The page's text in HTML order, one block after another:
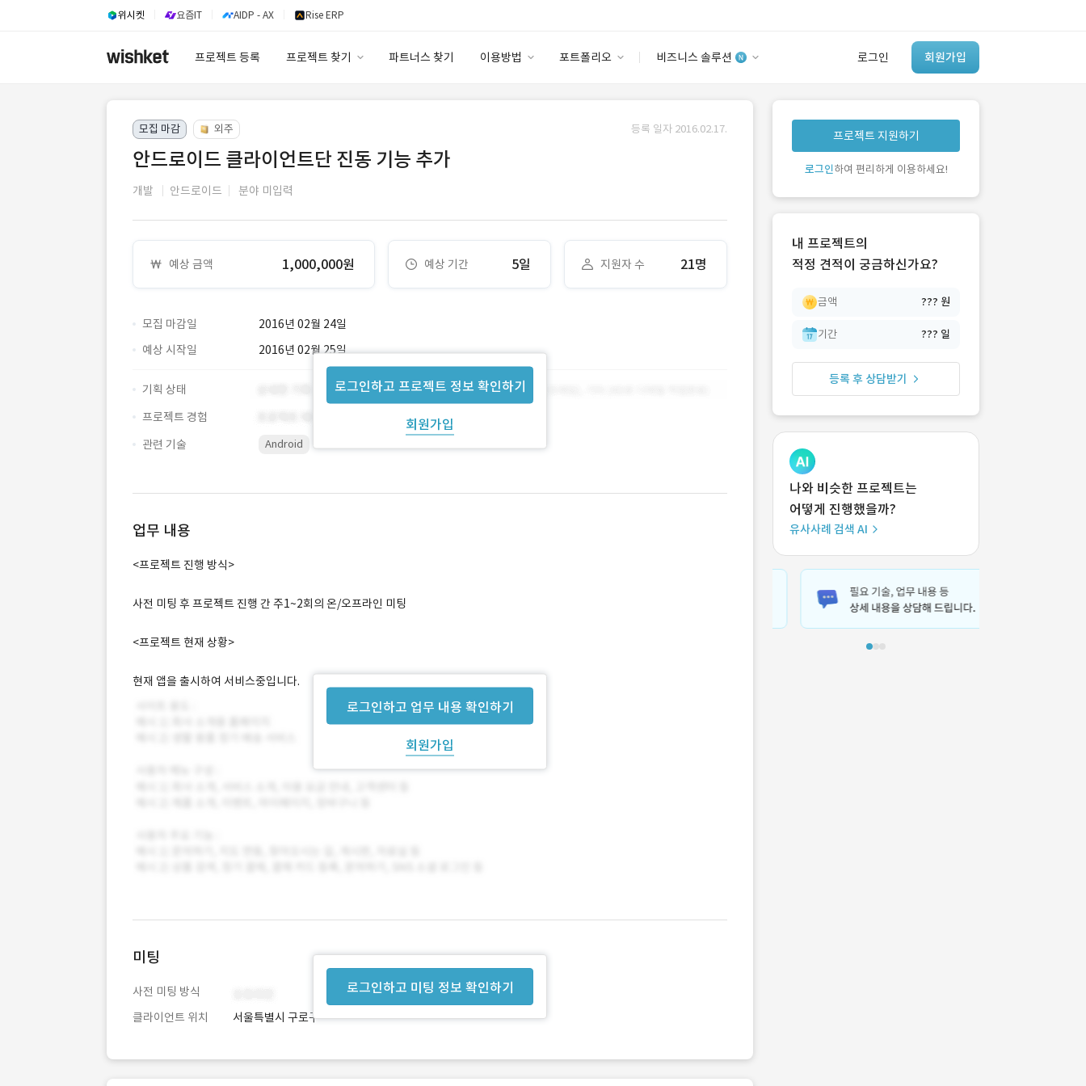
위시켓 요즘IT AIDP - AX Rise ERP
프로젝트 등록 프로젝트 찾기 파트너스 찾기 이용방법 포트폴리오 비즈니스 솔루션 로그인 회원가입
안심 코드 케어
유사사례 검색 AI
‘이런 거’ 만들어본
개발 회사 있어?
모집 마감 외주 등록 일자 2016.02.17.
안드로이드 클라이언트단 진동 기능 추가
개발 안드로이드 분야 미입력
예상 금액 1,000,000원 예상 기간 5일 지원자 수 21명
모집 마감일 2016년 02월 24일
로그인하고 프로젝트 정보 확인하기
회원가입
예상 시작일 2016년 02월 25일
기획 상태
프로젝트 경험
관련 기술
Android
업무 내용
로그인하고 업무 내용 확인하기
회원가입
<프로젝트 진행 방식>
사전 미팅 후 프로젝트 진행 간 주1~2회의 온/오프라인 미팅
<프로젝트 현재 상황>
현재 앱을 출시하여 서비스중입니다.
로그인하고 미팅 정보 확인하기
미팅
사전 미팅 방식
클라이언트 위치
서울특별시 구로구
프로젝트 지원하기
로그인하여 편리하게 이용하세요!
내 프로젝트의
적정 견적이 궁금하신가요?
금액 ??? 원
기간 ??? 일
등록 후 상담받기
나와 비슷한 프로젝트는
어떻게 진행했을까?
유사사례 검색 AI